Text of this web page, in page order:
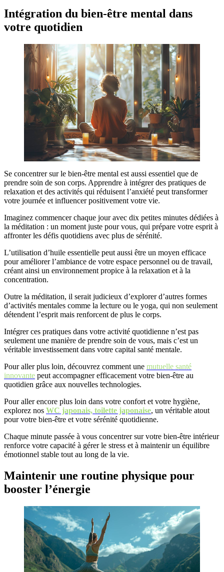
Intégration du bien-être mental dans
votre quotidien
Se concentrer sur le bien-être mental est aussi essentiel que de
prendre soin de son corps. Apprendre à intégrer des pratiques de
relaxation et des activités qui réduisent l’anxiété peut transformer
votre journée et influencer positivement votre vie.
Imaginez commencer chaque jour avec dix petites minutes dédiées à
la méditation : un moment juste pour vous, qui prépare votre esprit à
affronter les défis quotidiens avec plus de sérénité.
L’utilisation d’huile essentielle peut aussi être un moyen efficace
pour améliorer l’ambiance de votre espace personnel ou de travail,
créant ainsi un environnement propice à la relaxation et à la
concentration.
Outre la méditation, il serait judicieux d’explorer d’autres formes
d’activités mentales comme la lecture ou le yoga, qui non seulement
détendent l’esprit mais renforcent de plus le corps.
Intégrer ces pratiques dans votre activité quotidienne n’est pas
seulement une manière de prendre soin de vous, mais c’est un
véritable investissement dans votre capital santé mentale.
Pour aller plus loin, découvrez comment une mutuelle santé
innovante peut accompagner efficacement votre bien-être au
quotidien grâce aux nouvelles technologies.
Pour aller encore plus loin dans votre confort et votre hygiène,
explorez nos WC japonais, toilette japonaise, un véritable atout
pour votre bien-être et votre sérénité quotidienne.
Chaque minute passée à vous concentrer sur votre bien-être intérieur
renforce votre capacité à gérer le stress et à maintenir un équilibre
émotionnel stable tout au long de la vie.
Maintenir une routine physique pour
booster l’énergie